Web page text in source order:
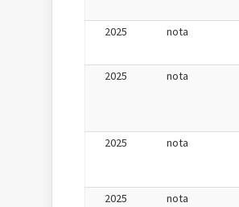
2025 nota
2025 nota
2025 nota
2025 nota